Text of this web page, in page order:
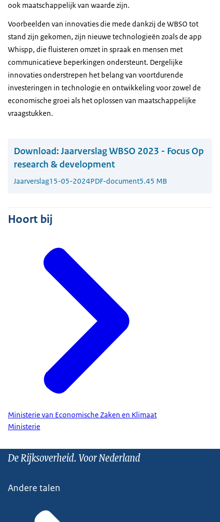
ook maatschappelijk van waarde zijn.
Voorbeelden van innovaties die mede dankzij de WBSO tot
stand zijn gekomen, zijn nieuwe technologieën zoals de app
Whispp, die fluisteren omzet in spraak en mensen met
communicatieve beperkingen ondersteunt. Dergelijke
innovaties onderstrepen het belang van voortdurende
investeringen in technologie en ontwikkeling voor zowel de
economische groei als het oplossen van maatschappelijke
vraagstukken.
Download: Jaarverslag WBSO 2023 - Focus Op
research & development
Jaarverslag15-05-2024PDF-document5.45 MB
Hoort bij
Ministerie van Economische Zaken en Klimaat
Ministerie
De Rijksoverheid. Voor Nederland
Andere talen